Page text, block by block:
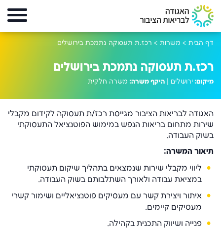
דף הבית > משרות > רכז.ת תעסוקה נתמכת בירושלים
רכז.ת תעסוקה נתמכת בירושלים
מיקום: ירושלים | היקף משרה: משרה חלקית
האגודה לבריאות הציבור מגייסת רכז/ת תעסוקה לקידום מקבלי
שירות מתחום בריאות הנפש במימוש הפוטנציאל התעסוקתי
בשוק העבודה.
תיאור המשרה:
ליווי מקבלי שירות שנמצאים בתהליך שיקום תעסוקתי
במציאת עבודה ולאורך השתלבותם בשוק העבודה.
איתור ויצירת קשר עם מעסיקים פוטנציאליים ושימור קשרי
מעסיקים קיימים.
פנייה ושיווק התכנית בקהילה.